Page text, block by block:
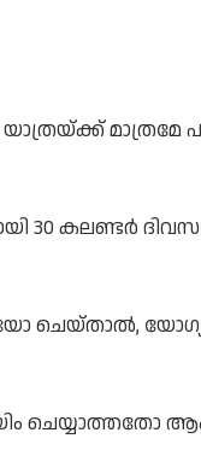
യാത്രയ്ക്ക്
കലണ്ടർ
ചെയ്‌താൽ,
ചെയ്യാത്തതോ